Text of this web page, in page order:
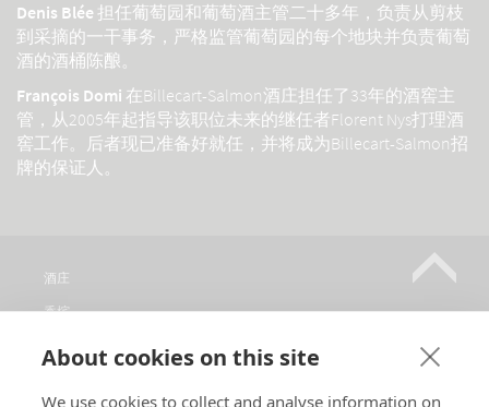
About cookies on this site
We use cookies to collect and analyse information on
Denis Blée 担任葡萄园和葡萄酒主管二十多年，负责从剪枝
到采摘的一干事务，严格监管葡萄园的每个地块并负责葡萄
酒的酒桶陈酿。
François Domi 在Billecart-Salmon酒庄担任了33年的酒窖主
管，从2005年起指导该职位未来的继任者Florent Nys打理酒
窖工作。后者现已准备好就任，并将成为Billecart-Salmon招
牌的保证人。
酒庄
香槟
销售点